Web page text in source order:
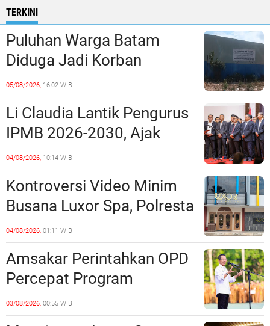
TERKINI
Puluhan Warga Batam
Diduga Jadi Korban
Penipuan Kavling Hingga
Miliaran Rupiah, Laporan ke
Polda Kepri Jalan di
Tempat?
05/08/2026, 16:02 WIB
Li Claudia Lantik Pengurus
IPMB 2026-2030, Ajak
Perkuat Kerukunan dan
Sinergi dengan Pemko
Batam
04/08/2026, 10:14 WIB
Kontroversi Video Minim
Busana Luxor Spa, Polresta
Barelang Usut Tuntas
Unsur Pelanggaran Hukum
04/08/2026, 01:11 WIB
Amsakar Perintahkan OPD
Percepat Program
Prioritas, Targetkan
Realisasi Pembangunan
03/08/2026, 00:55 WIB